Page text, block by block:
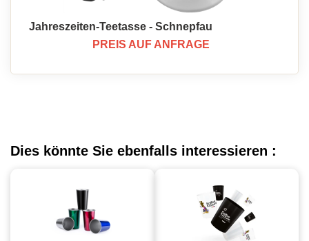
Jahreszeiten-Teetasse - Schnepfau
PREIS AUF ANFRAGE
Dies könnte Sie ebenfalls interessieren :